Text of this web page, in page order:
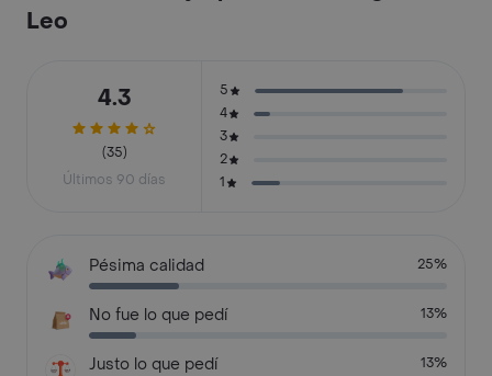
Leo
4.3
(35)
Últimos 90 días
5
4
3
2
1
Pésima calidad 25%
No fue lo que pedí 13%
Justo lo que pedí 13%